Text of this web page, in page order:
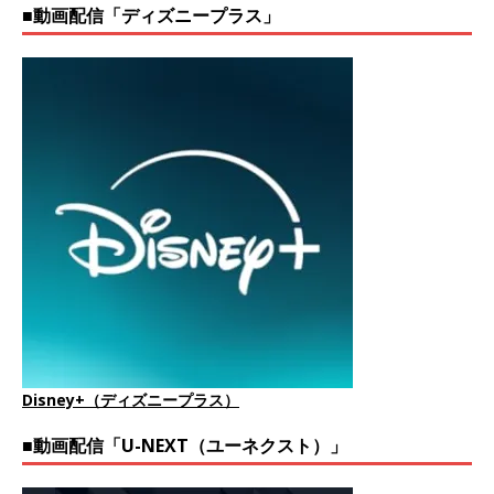
■動画配信「ディズニープラス」
Disney+（ディズニープラス）
■動画配信「U-NEXT（ユーネクスト）」